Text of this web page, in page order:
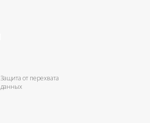
Защита от перехвата
данных